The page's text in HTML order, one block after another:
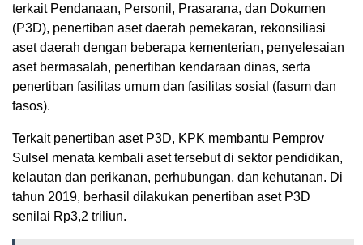
terkait Pendanaan, Personil, Prasarana, dan Dokumen
(P3D), penertiban aset daerah pemekaran, rekonsiliasi
aset daerah dengan beberapa kementerian, penyelesaian
aset bermasalah, penertiban kendaraan dinas, serta
penertiban fasilitas umum dan fasilitas sosial (fasum dan
fasos).
Terkait penertiban aset P3D, KPK membantu Pemprov
Sulsel menata kembali aset tersebut di sektor pendidikan,
kelautan dan perikanan, perhubungan, dan kehutanan. Di
tahun 2019, berhasil dilakukan penertiban aset P3D
senilai Rp3,2 triliun.